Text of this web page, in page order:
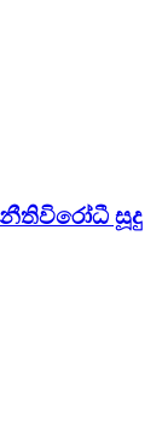
නීතිවිරෝධී සූදු